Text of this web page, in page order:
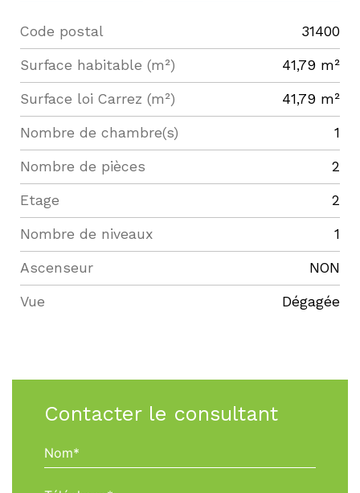
Label Value
Code postal 31400
Surface habitable (m²) 41,79 m²
Surface loi Carrez (m²) 41,79 m²
Nombre de chambre(s) 1
Nombre de pièces 2
Etage 2
Nombre de niveaux 1
Ascenseur NON
Vue dégagée
Contacter le consultant
Nom*
Téléphone*